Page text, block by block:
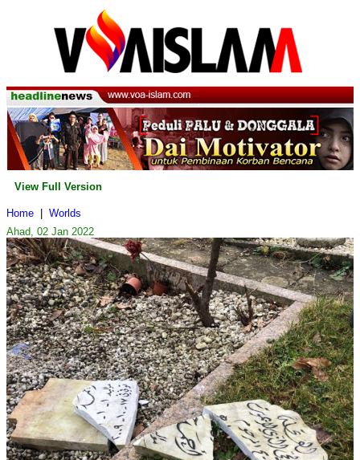
View Full Version
Home
Worlds
Ahad, 02 Jan 2022